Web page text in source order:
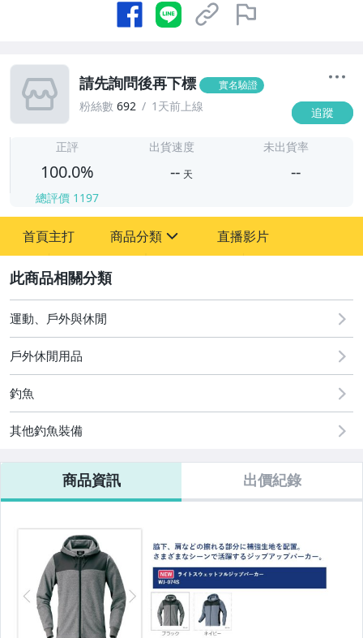
請先詢問後再下標 實名驗證
粉絲數 692 1天前上線 追蹤
正評
100.0%
總評價 1197
出貨速度
-- 天
未出貨率
--
首頁主打 商品分類
運動、戶外與休閒
直播影片
運動、戶外與休閒
戶外休閒用品
釣魚
其他釣魚裝備
商品資訊 出價紀錄